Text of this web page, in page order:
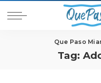
Que Paso
Tag: